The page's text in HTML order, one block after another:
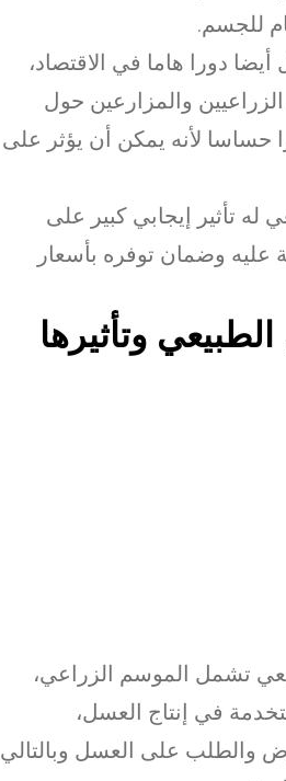
للجسم.
دورا هاما في الاقتصاد،
والمزارعين حول
حساسا لأنه يمكن أن يؤثر على
تأثير إيجابي كبير على
عليه وضمان توفره بأسعار
وتأثيرها
تشمل الموسم الزراعي،
في إنتاج العسل،
والطلب على العسل وبالتالي